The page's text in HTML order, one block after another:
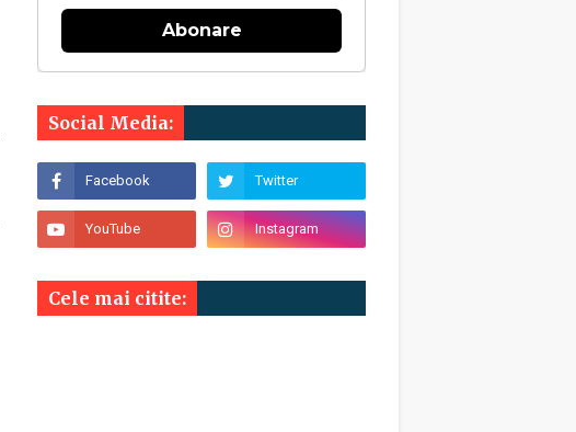
Abonare
Social Media:
Cele mai citite: